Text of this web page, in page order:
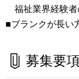
福祉業界経験者
■ブランクが長
募集要項